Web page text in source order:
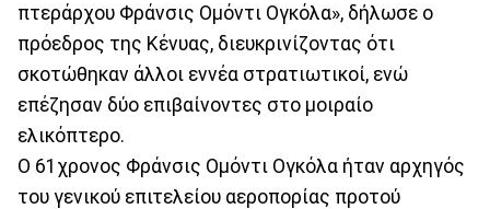
πτεράρχου Φράνσις Ομόντι Ογκόλα», δήλωσε ο
πρόεδρος της Κένυας, διευκρινίζοντας ότι
σκοτώθηκαν άλλοι εννέα στρατιωτικοί, ενώ
επέζησαν δύο επιβαίνοντες στο μοιραίο
ελικόπτερο.
Ο 61χρονος Φράνσις Ομόντι Ογκόλα ήταν αρχηγός
του γενικού επιτελείου αεροπορίας προτού